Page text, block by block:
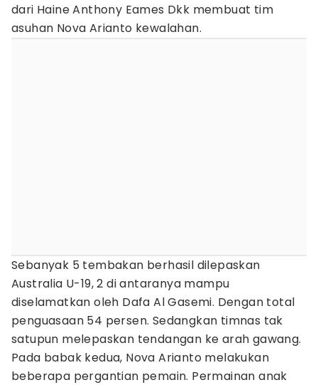
dari Haine Anthony Eames Dkk membuat tim
asuhan Nova Arianto kewalahan.
Sebanyak 5 tembakan berhasil dilepaskan
Australia U-19, 2 di antaranya mampu
diselamatkan oleh Dafa Al Gasemi. Dengan total
penguasaan 54 persen. Sedangkan timnas tak
satupun melepaskan tendangan ke arah gawang.
Pada babak kedua, Nova Arianto melakukan
beberapa pergantian pemain. Permainan anak